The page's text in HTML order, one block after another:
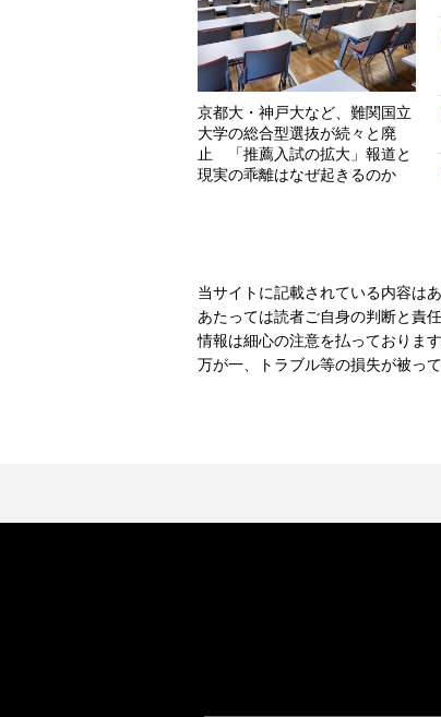
京都大・神戸大など、難関国立
大学の総合型選抜が続々と廃
止 「推薦入試の拡大」報道と
現実の乖離はなぜ起きるのか
当サイトに記載されている内容は
あたっては読者ご自身の判断と責
情報は細心の注意を払っておりま
万が一、トラブル等の損失が被っ